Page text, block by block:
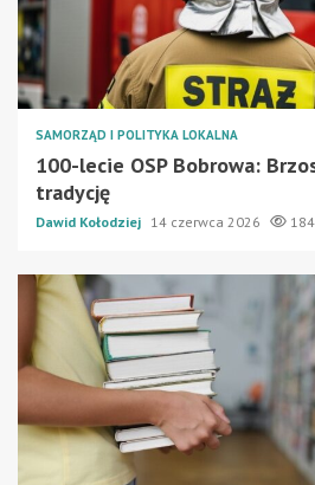
SAMORZĄD I POLITYKA LOKALNA
100-lecie OSP Bobrowa:
tradycję
Dawid Kołodziej 14 czerwca 2026 184